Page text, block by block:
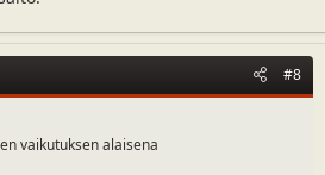
#8
vaikutuksen alaisena